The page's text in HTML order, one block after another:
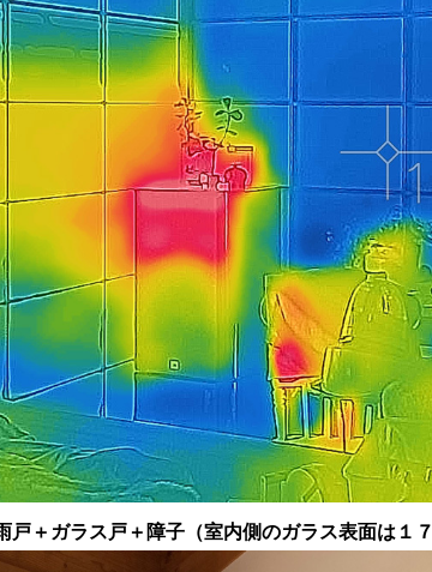
戸＋ガラス戸＋障子（室内側のガラス表面は１７